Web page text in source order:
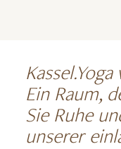
Ein Raum,
Sie Ruhe
unserer